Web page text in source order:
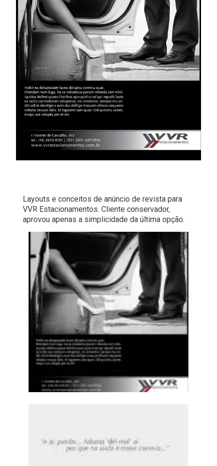
Layouts e conceitos de anúncio de revista para
VVR Estacionamentos. Cliente conservador,
aprovou apenas a simplicidade da última opção.